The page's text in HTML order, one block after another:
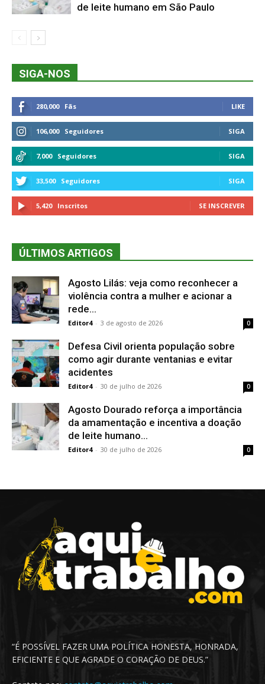
de leite humano em São Paulo
SIGA-NOS
280,000 Fãs LIKE
106,000 Seguidores SIGA
7,000 Seguidores SIGA
33,500 Seguidores SIGA
5,420 Inscritos SE INSCREVER
ÚLTIMOS ARTIGOS
Agosto Lilás: veja como reconhecer a
violência contra a mulher e acionar a
rede...
Editor4 - 3 de agosto de 2026 0
Defesa Civil orienta população sobre
como agir durante ventanias e evitar
acidentes
Editor4 - 30 de julho de 2026 0
Agosto Dourado reforça a importância
da amamentação e incentiva a doação
de leite humano...
Editor4 - 30 de julho de 2026 0
“É POSSÍVEL FAZER UMA POLÍTICA HONESTA, HONRADA,
EFICIENTE E QUE AGRADE O CORAÇÃO DE DEUS.”